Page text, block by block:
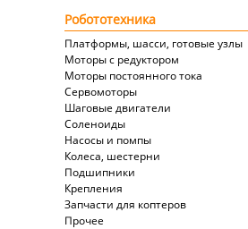
Робототехника
Платформы, шасси, готовые узлы
Моторы с редуктором
Моторы постоянного тока
Сервомоторы
Шаговые двигатели
Соленоиды
Насосы и помпы
Колеса, шестерни
Подшипники
Крепления
Запчасти для коптеров
Прочее